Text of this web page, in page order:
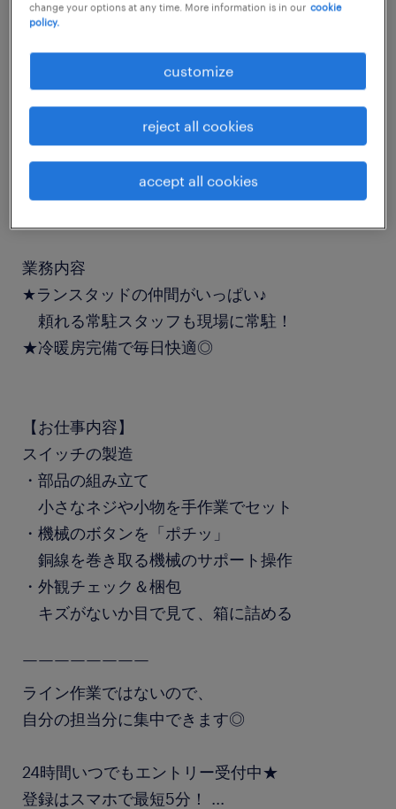
job details
職種
検査、組立・部品加工
業務内容
★ランスタッドの仲間がいっぱい♪
頼れる常駐スタッフも現場に常駐！
★冷暖房完備で毎日快適◎
【お仕事内容】
スイッチの製造
・部品の組み立て
小さなネジや小物を手作業でセット
・機械のボタンを「ポチッ」
銅線を巻き取る機械のサポート操作
・外観チェック＆梱包
キズがないか目で見て、箱に詰める
￣￣￣￣￣￣￣￣
ライン作業ではないので、
自分の担当分に集中できます◎
24時間いつでもエントリー受付中★
登録はスマホで最短5分！ ...
change your options at any time. More information is in our cookie
policy.
customize
reject all cookies
accept all cookies